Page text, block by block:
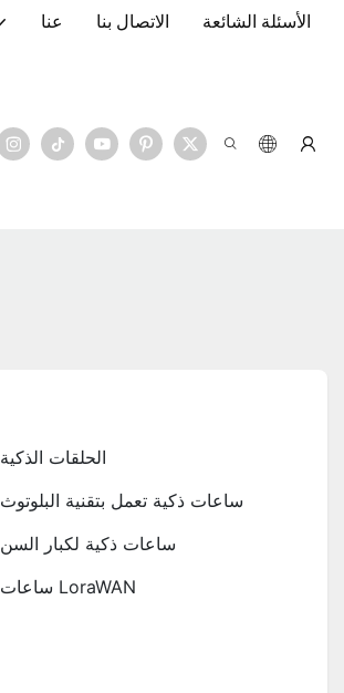
عنا الاتصال بنا الأسئلة الشائعة
• الحلقات الذكية
• ساعات ذكية تعمل بتقنية البلوتوث
• ساعات ذكية لكبار السن
• ساعات LoraWAN